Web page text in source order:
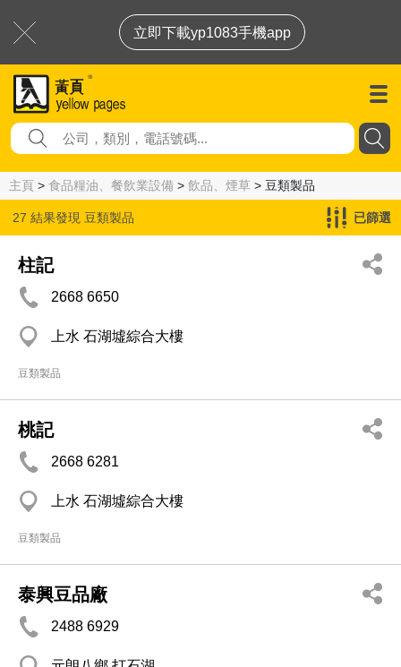
立即下載yp1083手機app
主頁 > 食品糧油、餐飲業設備 > 飲品、煙草 > 豆類製品
27 結果發現 豆類製品 已篩選
柱記
2668 6650
上水 石湖墟綜合大樓
豆類製品
桃記
2668 6281
上水 石湖墟綜合大樓
豆類製品
泰興豆品廠
2488 6929